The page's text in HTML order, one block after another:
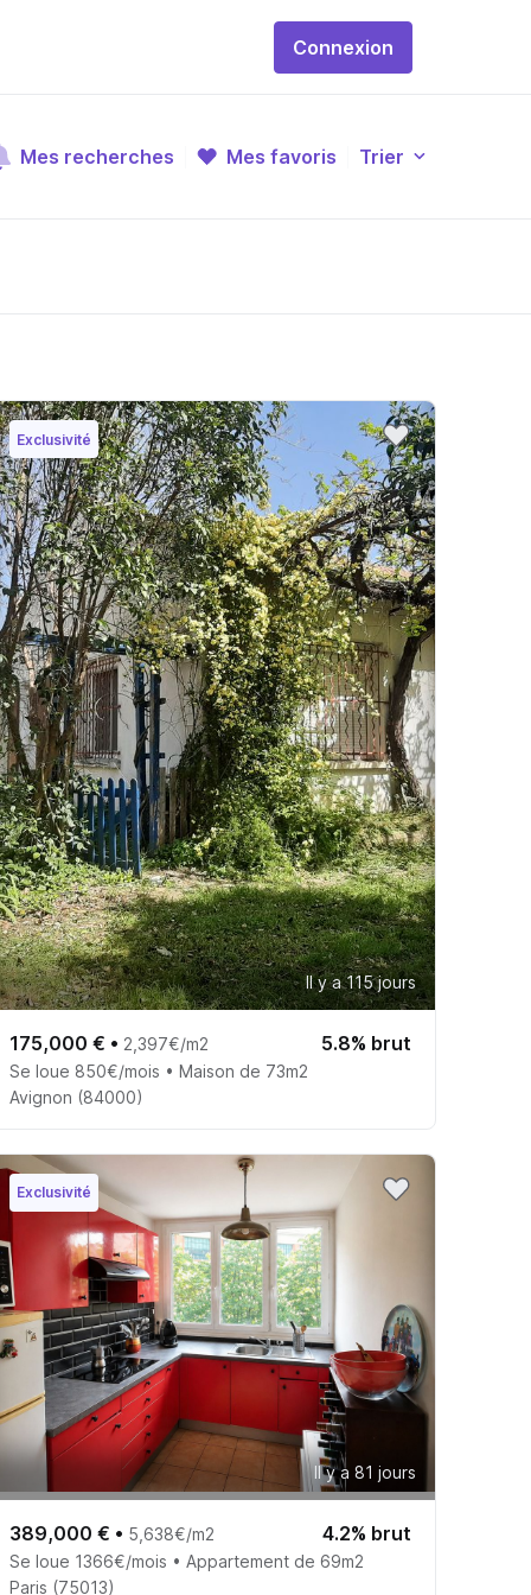
Connexion
Mes recherches Mes favoris Trier
Exclusivité
Il y a 115 jours
175,000 € • 2,397€/m2 5.8% brut
Se loue 850€/mois • Maison de 73m2
Avignon (84000)
Exclusivité
Il y a 81 jours
389,000 € • 5,638€/m2 4.2% brut
Se loue 1366€/mois • Appartement de 69m2
Paris (75013)